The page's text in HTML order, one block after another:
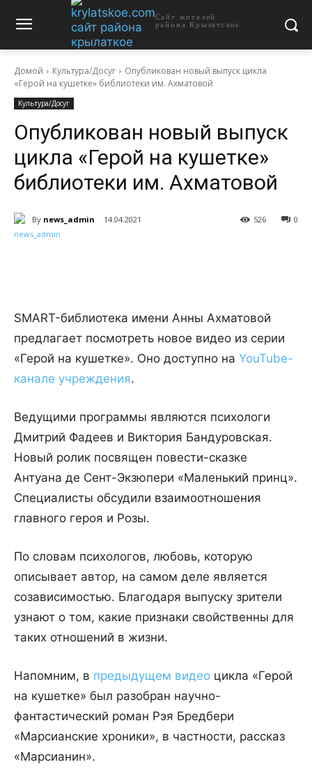
Сайт жителей
района Крылатское
Домой Культура/Досуг
Опубликован новый выпуск цикла
«Герой на кушетке» библиотеки им. Ахматовой
Культура/Досуг
Опубликован новый выпуск
цикла «Герой на кушетке»
библиотеки им. Ахматовой
By news_admin 14.04.2021 0
526
SMART-библиотека имени Анны Ахматовой
предлагает посмотреть новое видео из серии
«Герой на кушетке». Оно доступно на YouTube-
канале учреждения.
Ведущими программы являются психологи
Дмитрий Фадеев и Виктория Бандуровская.
Новый ролик посвящен повести-сказке
Антуана де Сент-Экзюпери «Маленький принц».
Специалисты обсудили взаимоотношения
главного героя и Розы.
По словам психологов, любовь, которую
описывает автор, на самом деле является
созависимостью. Благодаря выпуску зрители
узнают о том, какие признаки свойственны для
таких отношений в жизни.
Напомним, в предыдущем видео цикла «Герой
на кушетке» был разобран научно-
фантастический роман Рэя Бредбери
«Марсианские хроники», в частности, рассказ
«Марсианин».